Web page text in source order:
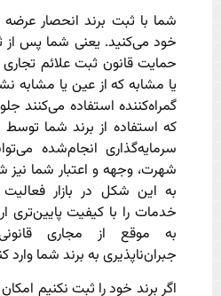
شما با ثبت برند انحصار عرضه
خود می‌کنید. یعنی شما پس از
حمایت قانون ثبت علائم
یا مشابه که از عین یا مشابه
گمراه‌کننده استفاده می‌کنند
که استفاده از برند شما توسط
سرمایه‌گذاری انجام‌شده
شهرت، وجهه و اعتبار شما نیز
به این شکل در بازار فعالیت
خدمات را با کیفیت پایین‌تری
به موقع از مجاری
جبران‌ناپذیری به برند شما وارد
اگر برند خود را ثبت نکنیم